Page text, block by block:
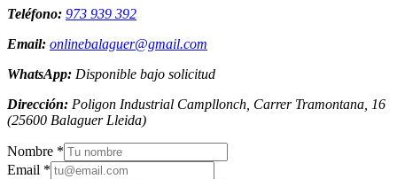
Teléfono: 973 939 392
Email: onlinebalaguer@gmail.com
WhatsApp: Disponible bajo solicitud
Dirección: Poligon Industrial Campllonch, Carrer Tramontana, 16
(25600 Balaguer Lleida)
Nombre *
Email *